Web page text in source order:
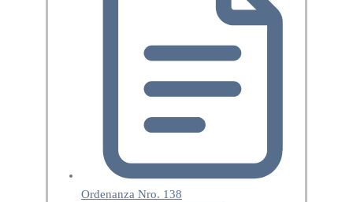
Ordenanza Nro. 138